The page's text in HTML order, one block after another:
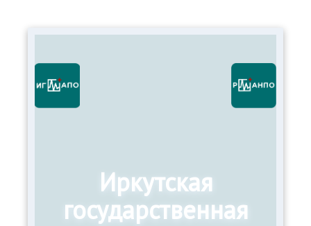
Иркутская
государственная